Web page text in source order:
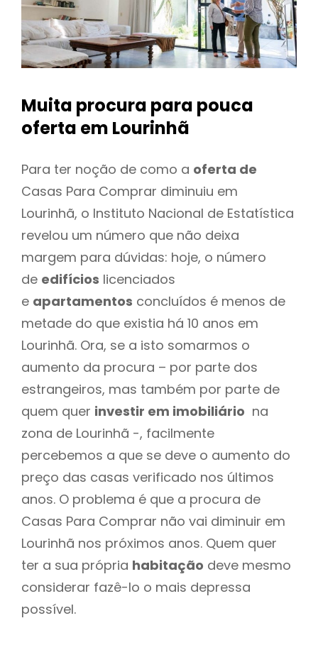
Muita procura para pouca
oferta em Lourinhã
Para ter noção de como a oferta de
Casas Para Comprar diminuiu em
Lourinhã, o Instituto Nacional de Estatística
revelou um número que não deixa
margem para dúvidas: hoje, o número
de edifícios licenciados
e apartamentos concluídos é menos de
metade do que existia há 10 anos em
Lourinhã. Ora, se a isto somarmos o
aumento da procura – por parte dos
estrangeiros, mas também por parte de
quem quer investir em imobiliário na
zona de Lourinhã -, facilmente
percebemos a que se deve o aumento do
preço das casas verificado nos últimos
anos. O problema é que a procura de
Casas Para Comprar não vai diminuir em
Lourinhã nos próximos anos. Quem quer
ter a sua própria habitação deve mesmo
considerar fazê-lo o mais depressa
possível.